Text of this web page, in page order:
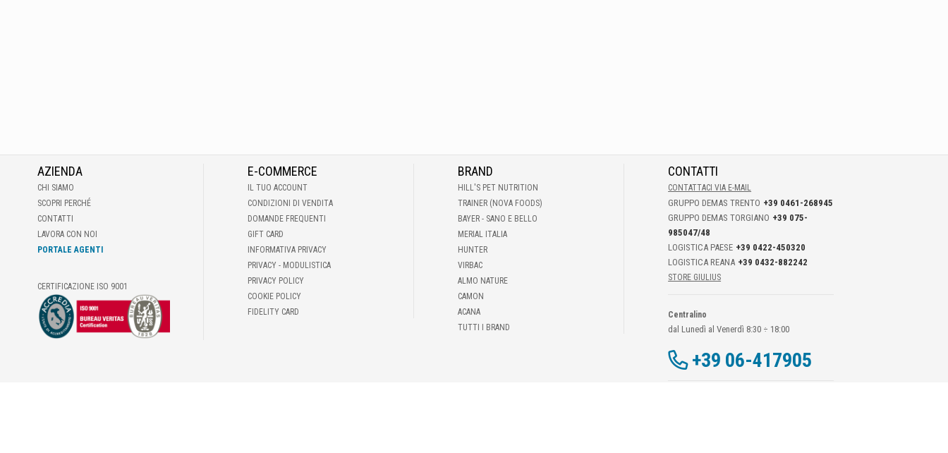
AZIENDA
CHI SIAMO
SCOPRI PERCHÉ
CONTATTI
LAVORA CON NOI
PORTALE AGENTI
CERTIFICAZIONE ISO 9001
E-COMMERCE
IL TUO ACCOUNT
CONDIZIONI DI VENDITA
DOMANDE FREQUENTI
GIFT CARD
INFORMATIVA PRIVACY
PRIVACY - MODULISTICA
PRIVACY POLICY
COOKIE POLICY
FIDELITY CARD
BRAND
HILL'S PET NUTRITION
TRAINER (NOVA FOODS)
BAYER - SANO E BELLO
MERIAL ITALIA
HUNTER
VIRBAC
ALMO NATURE
CAMON
ACANA
TUTTI I BRAND
CONTATTI
CONTATTACI VIA E-MAIL
GRUPPO DEMAS TRENTO +39 0461-268945
GRUPPO DEMAS TORGIANO +39 075-
985047/48
LOGISTICA PAESE +39 0422-450320
LOGISTICA REANA +39 0432-882242
STORE GIULIUS
Centralino
dal Lunedì al Venerdì 8:30 ÷ 18:00
+39 06-417905